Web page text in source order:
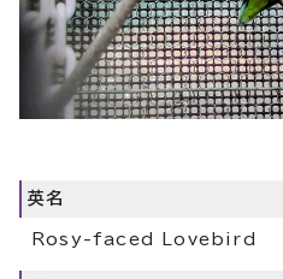
英名
Rosy-faced Lovebird